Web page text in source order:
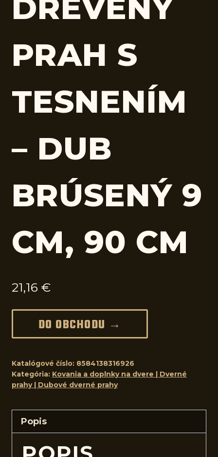
DREVENÝ
PRAH S
TESNENÍM
– DUB
BRÚSENÝ 9
CM, 90 CM
21,16 €
DO OBCHODU →
Katalógové číslo: 8584138316926
Kategória: Kovania a doplnky na dvere | Dverné
prahy | Dubové dverné prahy
Popis